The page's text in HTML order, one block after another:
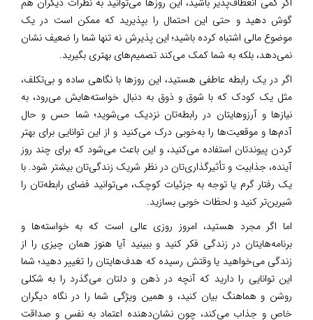
گوش دهید و حتی این احتمال را بپذیرید که ممکن است در یک
موضوع مالی اشتباه کرده باشید؛ این پذیرش نه تنها شما را ضعیف نشان
نمی‌دهد، بلکه به شما کمک می‌کند تصمیم‌های بهتری بگیرید.
اگر در یک رابطه عاطفی هستید، این روزها با نگاهی ساده و بی‌تکلف،
مثل یک کودک که با شوق و ذوق به دنبال خواسته‌هایش می‌رود، به
نیازها و آرزوهایتان در رابطه‌تان نزدیک می‌شوید؛ شما حس و حال
آدم‌ها و موقعیت‌ها را به‌خوبی درک می‌کنید و از این توانایی برای بهتر
کردن پیوندتان استفاده می‌کنید، و این باعث می‌شود که برای چند روز
آینده، جذابیت و تأثیرگذاری‌تان در نظر شریک زندگی‌تان بیشتر شود. با
یک رفتار گرم یا توجه به جزئیات کوچک، می‌توانید فضای رابطه‌تان را
شیرین‌تر کنید و لحظات خوبی بسازید.
اما اگر مجرد هستید، امروز روزی عالی است که به خواسته‌ها و
برنامه‌هایتان در زندگی فکر کنید و ببینید آیا هنوز همان چیزی را از
زندگی می‌خواهید یا وقتش رسیده که هدف‌هایتان را تغییر دهید؛ شما
این توانایی را دارید که آنچه در ذهن و دلتان می‌گذرد را به شکلی
روشن و هماهنگ بیان کنید، و همین ویژگی شما را در نگاه دیگران
خاص و جذاب می‌کند، چون نشان‌دهنده اعتماد به نفس و صداقت